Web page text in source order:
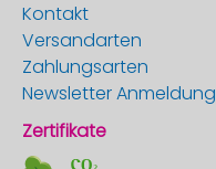
Kontakt
Versandarten
Zahlungsarten
Newsletter Anmeldung
Zertifikate